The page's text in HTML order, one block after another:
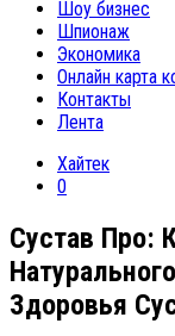
Шоу бизнес
Шпионаж
Экономика
Онлайн карта
Контакты
Лента
Хайтек
0
Сустав Про:
Здоровья